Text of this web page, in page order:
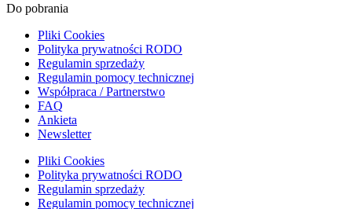
Do pobrania
Pliki Cookies
Polityka prywatności RODO
Regulamin sprzedaży
Regulamin pomocy technicznej
Współpraca / Partnerstwo
FAQ
Ankieta
Newsletter
Pliki Cookies
Polityka prywatności RODO
Regulamin sprzedaży
Regulamin pomocy technicznej